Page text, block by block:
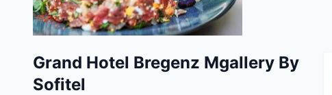
Grand Hotel Bregenz Mgallery By
Sofitel